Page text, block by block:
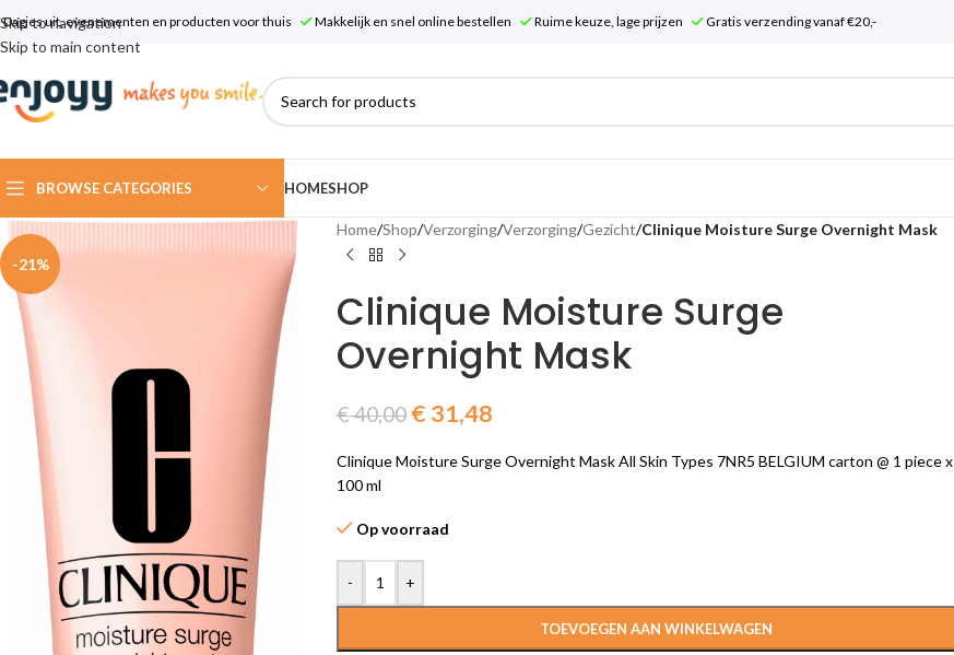
Skip to navigation
Skip to main content
Dagjes uit, evenementen en producten voor thuis Makkelijk en snel online bestellen Ruime keuze, lage prijzen Gratis verzending vanaf €20,-
BROWSE CATEGORIES HOMESHOP
-21%
Home/Shop/Verzorging/Verzorging/Gezicht/Clinique Moisture Surge Overnight Mask
Clinique Moisture Surge
Overnight Mask
€40,00 € 31,48
Clinique Moisture Surge Overnight Mask All Skin Types 7NR5 BELGIUM carton @ 1 piece x
100 ml
Op voorraad
- +
TOEVOEGEN AAN WINKELWAGEN